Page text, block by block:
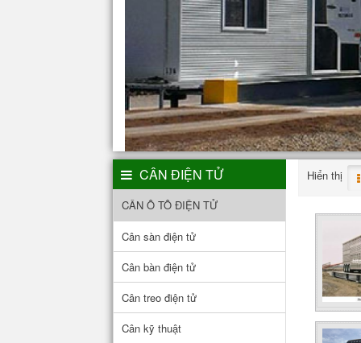
CÂN ĐIỆN TỬ
CÂN Ô TÔ ĐIỆN TỬ
Cân sàn điện tử
Cân bàn điện tử
Cân treo điện tử
Cân kỹ thuật
Hiển thị